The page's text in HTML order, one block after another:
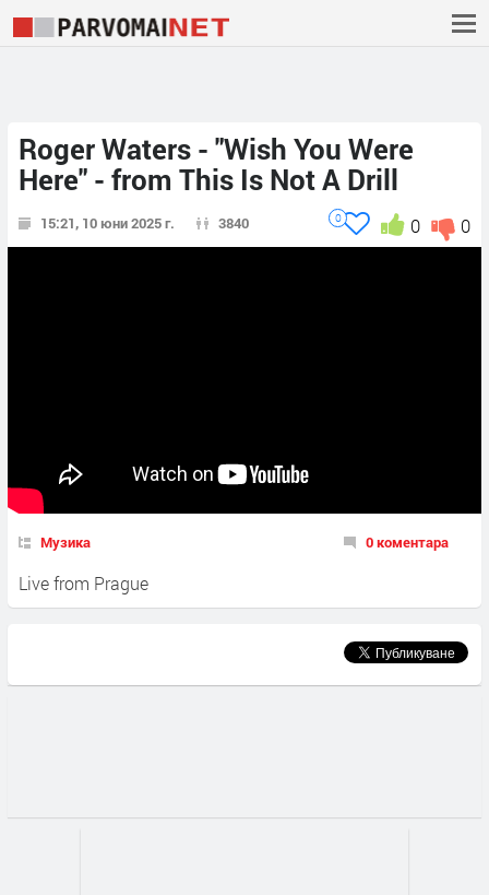
Roger Waters - "Wish You Were
Here" - from This Is Not A Drill
15:21, 10 юни 2025 г. 3840 0
0
0
Музика 0 коментара
Live from Prague